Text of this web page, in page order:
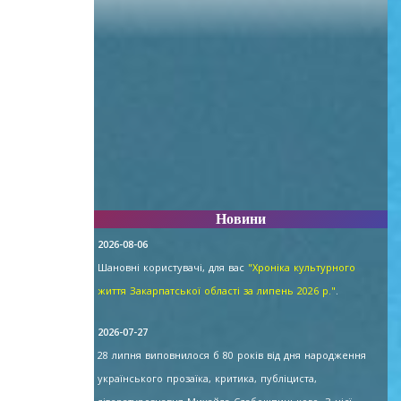
Новини
2026-08-06
Шановні користувачі, для вас "Хроніка культурного
життя Закарпатської області за липень 2026 р.".
2026-07-27
28 липня виповнилося б 80 років від дня народження
українського прозаїка, критика, публіциста,